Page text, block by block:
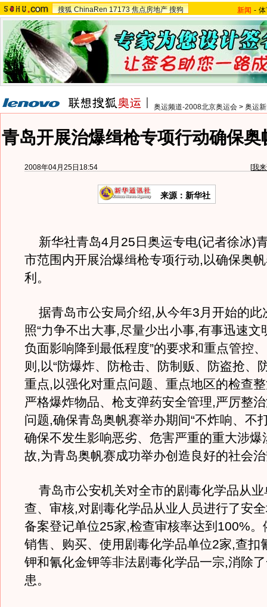
搜狐 ChinaRen 17173 焦点房地产 搜狗 新闻 -
奥运频道-2008北京奥运会 > 奥运
青岛开展治爆缉枪专项行动确保奥
2008年04月25日18:54 [我
来源：新华社
新华社青岛4月25日奥运专电(记者徐冰)
市范围内开展治爆缉枪专项行动,以确保奥
利。
据青岛市公安局介绍,从今年3月开始的此
照“力争不出大事,尽量少出小事,有事迅速文
负面影响降到最低程度”的要求和重点管控
则,以“防爆炸、防枪击、防制贩、防盗抢、
重点,以强化对重点问题、重点地区的检查
严格爆炸物品、枪支弹药安全管理,严厉整
问题,确保青岛奥帆赛举办期间“不炸响、不
确保不发生影响恶劣、危害严重的重大涉爆
故,为青岛奥帆赛成功举办创造良好的社会
青岛市公安机关对全市的剧毒化学品从业
查、审核,对剧毒化学品从业人员进行了安
备案登记单位25家,检查审核率达到100%。
销售、购买、使用剧毒化学品单位2家,查扣
钾和氰化金钾等非法剧毒化学品一宗,消除
患。